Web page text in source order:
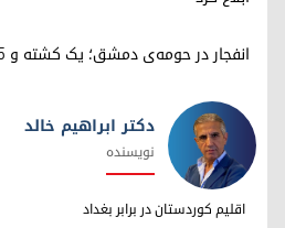
انفجار در حومه‌ی دمشق؛ یک کشته و ۵ زخمی در شهرک جرمانا
دکتر ابراهیم خالد
دکتر ابراهیم خالد
نویسنده
اقلیم کوردستان در برابر بغداد